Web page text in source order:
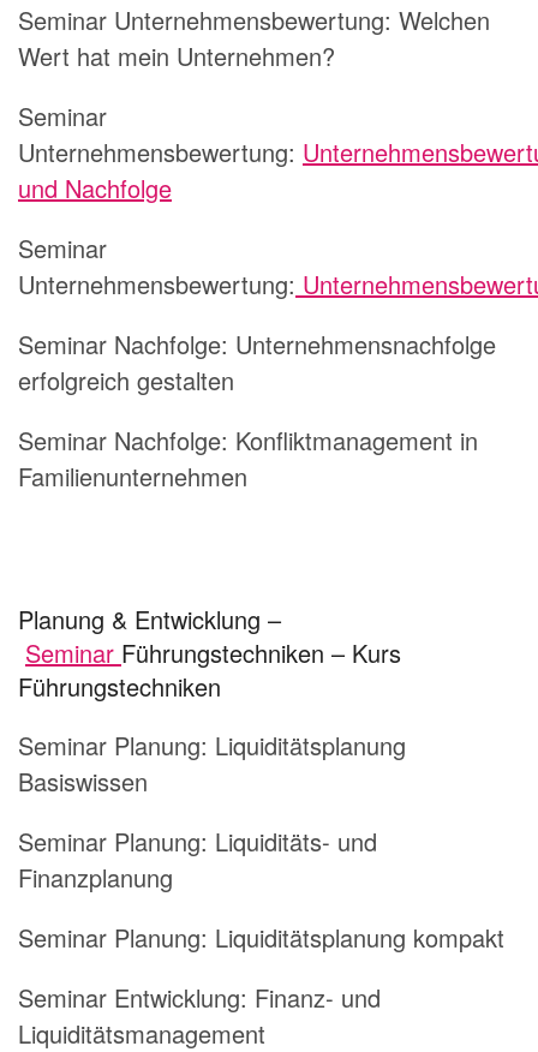
Seminar Unternehmensbewertung: Welchen
Wert hat mein Unternehmen?
Seminar
Unternehmensbewertung:
und Nachfolge
Seminar
Unternehmensbewertung:
Seminar Nachfolge: Unternehmensnachfolge
erfolgreich gestalten
Seminar Nachfolge: Konfliktmanagement in
Familienunternehmen
Planung & Entwicklung –
Seminar Führungstechniken – Kurs
Führungstechniken
Seminar Planung: Liquiditätsplanung
Basiswissen
Seminar Planung: Liquiditäts- und
Finanzplanung
Seminar Planung: Liquiditätsplanung kompakt
Seminar Entwicklung: Finanz- und
Liquiditätsmanagement